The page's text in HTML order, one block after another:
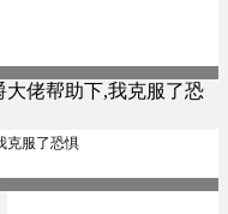
克服了恐惧